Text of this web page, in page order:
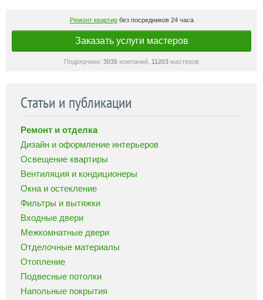
Ремонт квартирбез посредников 24 часа
Заказать услуги мастеров
Подрядчики: 3035 компаний, 11203 мастеров
Статьи и публикации
Ремонт и отделка
Дизайн и оформление интерьеров
Освещение квартиры
Вентиляция и кондиционеры
Окна и остекление
Фильтры и вытяжки
Входные двери
Межкомнатные двери
Отделочные материалы
Отопление
Подвесные потолки
Напольные покрытия